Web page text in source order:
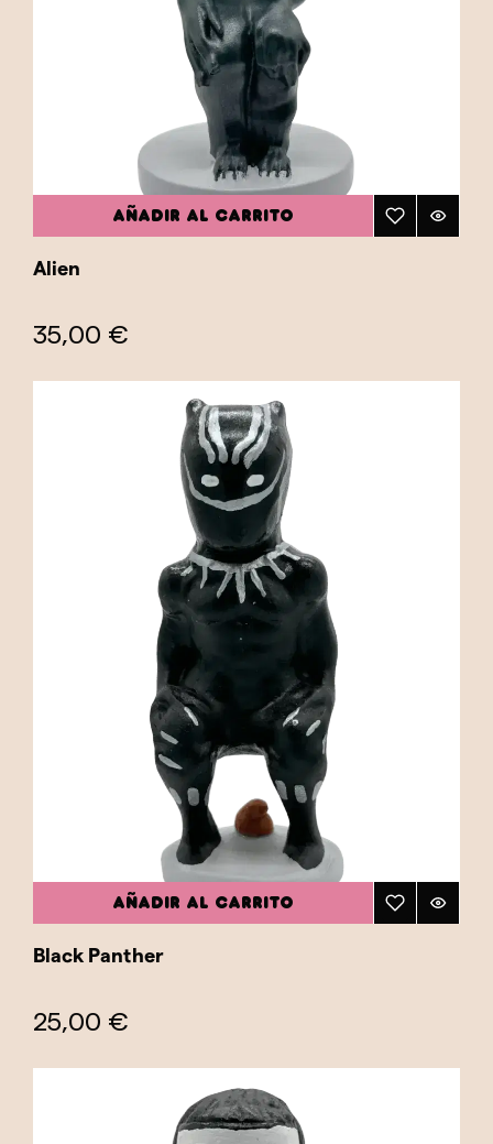
AÑADIR AL CARRITO
Alien
35,00 €
AÑADIR AL CARRITO
Black Panther
25,00 €